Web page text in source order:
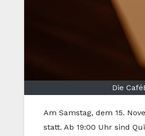
Die
Am Samstag, dem 15.
statt. Ab 19:00 Uhr sind